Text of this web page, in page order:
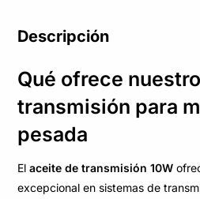
Descripción
Qué ofrece
transmisión para
pesada
Elaceite de transmisión 10W
excepcional en sistemas de